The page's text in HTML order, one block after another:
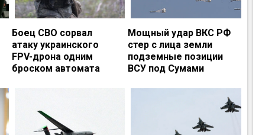
Боец СВО сорвал
атаку украинского
FPV-дрона одним
броском автомата
Мощный удар ВКС РФ
стер с лица земли
подземные позиции
ВСУ под Сумами